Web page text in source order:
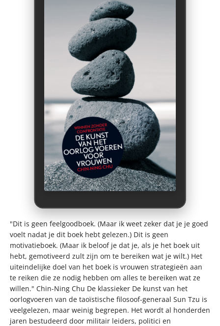
"Dit is geen feelgoodboek. (Maar ik weet zeker dat je je goed
voelt nadat je dit boek hebt gelezen.) Dit is geen
motivatieboek. (Maar ik beloof je dat je, als je het boek uit
hebt, gemotiveerd zult zijn om te bereiken wat je wilt.) Het
uiteindelijke doel van het boek is vrouwen strategieën aan
te reiken die ze nodig hebben om alles te bereiken wat ze
willen." Chin-Ning Chu De klassieker De kunst van het
oorlogvoeren van de taoïstische filosoof-generaal Sun Tzu is
veelgelezen, maar weinig begrepen. Het wordt al honderden
jaren bestudeerd door militair leiders, politici en